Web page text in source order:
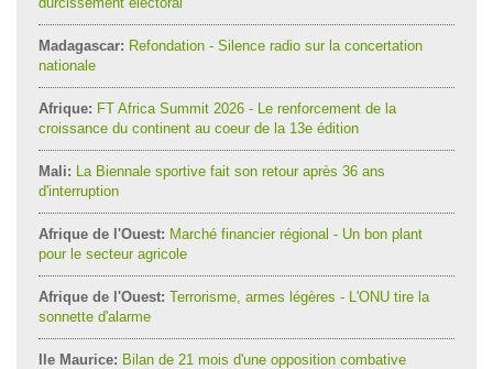
Madagascar: Refondation - Silence radio sur la concertation
nationale
Afrique: FT Africa Summit 2026 - Le renforcement de la
croissance du continent au coeur de la 13e édition
Mali: La Biennale sportive fait son retour après 36 ans
d'interruption
Afrique de l'Ouest: Marché financier régional - Un bon plant
pour le secteur agricole
Afrique de l'Ouest: Terrorisme, armes légères - L'ONU tire la
sonnette d'alarme
Ile Maurice: Bilan de 21 mois d'une opposition combative